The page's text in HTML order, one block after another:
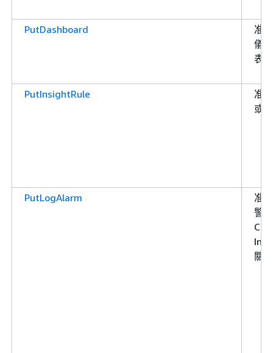
PutDashboard
准
儀
表
PutInsightRule
准
或
PutLogAlarm
准
警
關聯